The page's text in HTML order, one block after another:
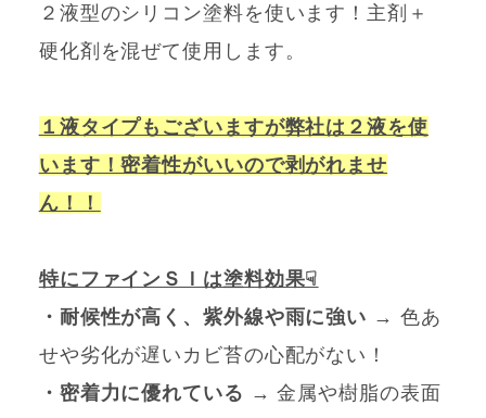
２液型のシリコン塗料を使います！主剤＋
硬化剤を混ぜて使用します。
１液タイプもございますが弊社は２液を使
います！密着性がいいので剥がれませ
ん！！
特にファインＳＩは塗料効果☟
・耐候性が高く、紫外線や雨に強い → 色あ
せや劣化が遅いカビ苔の心配がない！
・密着力に優れている → 金属や樹脂の表面